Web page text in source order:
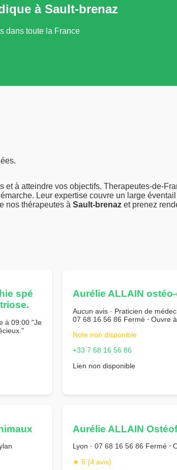
à Sault-brenaz
dans toute la France
et à atteindre vos objectifs. Therapeutes-de-
Leur expertise couvre un large
nos thérapeutes à Sault-brenaz et prenez
spé
à 09:00 "Je
Aurélie ALLAIN
Aucun avis · Praticien de
07 68 16 56 86 Fermé ⋅ Ouvre
Note non disponible
+33 7 68 16 56 86
Lien non disponible
Aurélie ALLAIN
Lyon · 07 68 16 56 86 Fermé ⋅
★ 5 (4 avis)